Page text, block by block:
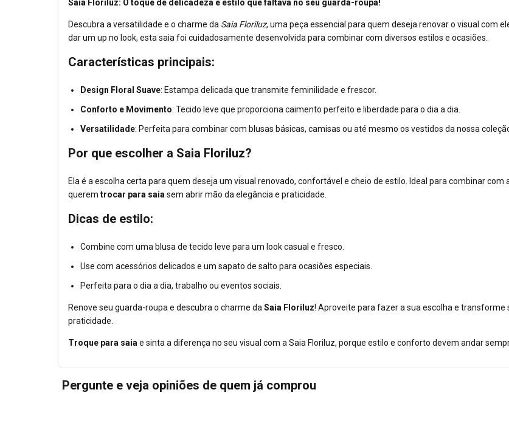
Saia Floriluz: O toque de delicadeza e estilo que faltava no seu guarda-roupa!
Descubra a versatilidade e o charme da Saia Floriluz, uma peça essencial para quem deseja renovar o visual com
dar um up no look, esta saia foi cuidadosamente desenvolvida para combinar com diversos estilos e ocasiões.
Características principais:
Design Floral Suave: Estampa delicada que transmite feminilidade e frescor.
Conforto e Movimento: Tecido leve que proporciona caimento perfeito e liberdade para o dia a dia.
Versatilidade: Perfeita para combinar com blusas básicas, camisas ou até mesmo os vestidos da nossa
Por que escolher a Saia Floriluz?
Ela é a escolha certa para quem deseja um visual renovado, confortável e cheio de estilo. Ideal para combinar
querem trocar para saia sem abrir mão da elegância e praticidade.
Dicas de estilo:
Combine com uma blusa de tecido leve para um look casual e fresco.
Use com acessórios delicados e um sapato de salto para ocasiões especiais.
Perfeita para o dia a dia, trabalho ou eventos sociais.
Renove seu guarda-roupa e descubra o charme da Saia Floriluz! Aproveite para fazer a sua escolha e
praticidade.
Troque para saia e sinta a diferença no seu visual com a Saia Floriluz, porque estilo e conforto devem andar
Pergunte e veja opiniões de quem já comprou